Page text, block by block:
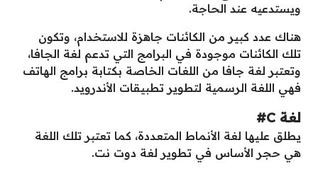
ويستدعيه عند الحاجة.
هناك عدد كبير من الكائنات جاهزة للاستخدام، وتكون
تلك الكائنات موجودة في البرامج التي تدعم لغة الجافا،
وتعتبر لغة جافا من اللغات الخاصة بكتابة برامج الهاتف
فهي اللغة الرسمية لتطوير تطبيقات الأندرويد.
لغةC#
يطلق عليها لغة الأنماط المتعددة، كما تعتبر تلك اللغة
هي حجر الأساس في تطوير لغة دوت نت.